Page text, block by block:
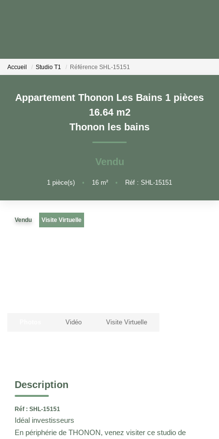
ESTIMER EN LIGNE
LES AGENCES
Qui Sommes-Nous
Notre Équipe
Accueil Studio T1 Référence SHL-15151
Appartement Thonon Les Bains 1 pièces
16.64 m2
Thonon les bains
Vendu
1 pièce(s) • 16 m² • Réf : SHL-15151
Vendu Visite Virtuelle
Vidéo Visite Virtuelle
Description
Réf : SHL-15151
Idéal investisseurs
En périphérie de THONON, venez visiter ce studio de